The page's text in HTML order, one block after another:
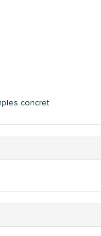
concret